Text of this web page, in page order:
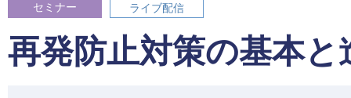
セミナー ライブ配信
再発防止対策の基本